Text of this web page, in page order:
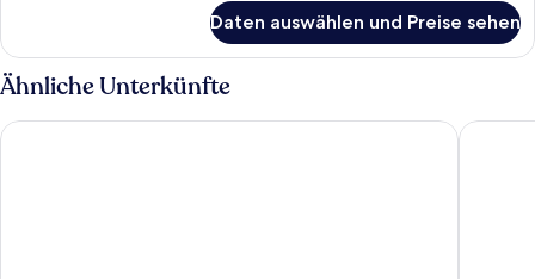
Air-
Conditioned
Safe,
Sound
Proof
Windows,
Double
Bed,
Deluxe
Room,
Desk,
Daten auswählen und Preise sehen
Ähnliche Unterkünfte
Prize by Radisson, Bonn City Hotel